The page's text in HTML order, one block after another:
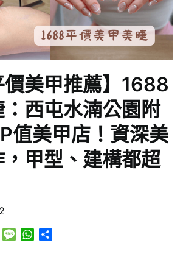
價美甲推薦】1688
西屯水湳公園附
值美甲店！資深美
，甲型、建構都超
TwitterMessageWhatsApp